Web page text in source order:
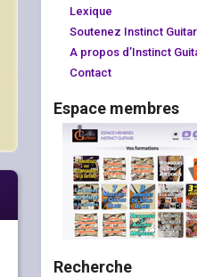
Lexique
Soutenez Instinct
A propos d’Instinct
Contact
Espace membres
Recherche